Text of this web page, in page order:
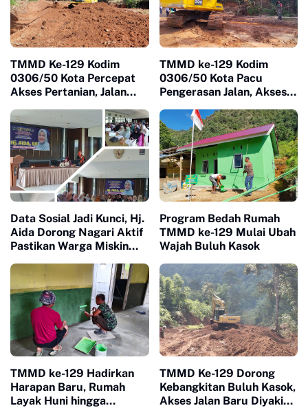
TMMD Ke-129 Kodim
0306/50 Kota Percepat
Akses Pertanian, Jalan
Limapuluh Kota
TMMD ke-129 Kodim
0306/50 Kota Pacu
Pengerasan Jalan, Akses
Mendekati Tuntas
Data Sosial Jadi Kunci, Hj.
Aida Dorong Nagari Aktif
Pastikan Warga Miskin
Program Bedah Rumah
TMMD ke-129 Mulai Ubah
Wajah Buluh Kasok
TMMD ke-129 Hadirkan
Harapan Baru, Rumah
Layak Huni hingga
TMMD Ke-129 Dorong
Kebangkitan Buluh Kasok,
Akses Jalan Baru Diyakini